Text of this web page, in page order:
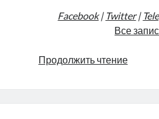
Facebook| Twitter|
Все
Продолжить чтениеКая